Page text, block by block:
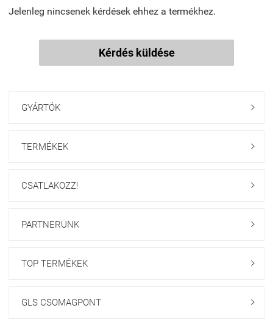
Jelenleg nincsenek kérdések ehhez a termékhez.
Kérdés küldése
GYÁRTÓK 
TERMÉKEK 
CSATLAKOZZ! 
PARTNERÜNK 
TOP TERMÉKEK 
GLS CSOMAGPONT 